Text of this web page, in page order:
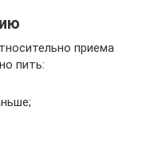
приема
пить: